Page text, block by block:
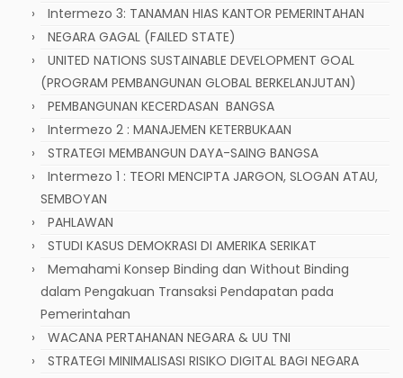
Intermezo 3: TANAMAN HIAS KANTOR PEMERINTAHAN
NEGARA GAGAL (FAILED STATE)
UNITED NATIONS SUSTAINABLE DEVELOPMENT GOAL
(PROGRAM PEMBANGUNAN GLOBAL BERKELANJUTAN)
PEMBANGUNAN KECERDASAN BANGSA
Intermezo 2 : MANAJEMEN KETERBUKAAN
STRATEGI MEMBANGUN DAYA-SAING BANGSA
Intermezo 1 : TEORI MENCIPTA JARGON, SLOGAN ATAU,
SEMBOYAN
PAHLAWAN
STUDI KASUS DEMOKRASI DI AMERIKA SERIKAT
Memahami Konsep Binding dan Without Binding
dalam Pengakuan Transaksi Pendapatan pada
Pemerintahan
WACANA PERTAHANAN NEGARA & UU TNI
STRATEGI MINIMALISASI RISIKO DIGITAL BAGI NEGARA